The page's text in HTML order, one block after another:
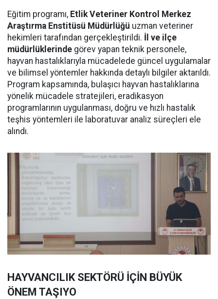
Eğitim programı, Etlik Veteriner Kontrol Merkez
Araştırma Enstitüsü Müdürlüğü uzman veteriner
hekimleri tarafından gerçekleştirildi. İl ve ilçe
müdürlüklerinde görev yapan teknik personele,
hayvan hastalıklarıyla mücadelede güncel uygulamalar
ve bilimsel yöntemler hakkında detaylı bilgiler aktarıldı.
Program kapsamında, bulaşıcı hayvan hastalıklarına
yönelik mücadele stratejileri, eradikasyon
programlarının uygulanması, doğru ve hızlı hastalık
teşhis yöntemleri ile laboratuvar analiz süreçleri ele
alındı.
HAYVANCILIK SEKTÖRÜ İÇİN BÜYÜK
ÖNEM TAŞIYO